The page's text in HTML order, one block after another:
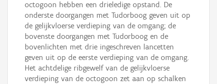
octogoon hebben een drieledige opstand. De
onderste doorgangen met Tudorboog geven uit op
de gelijkvloerse verdieping van de omgang; de
bovenste doorgangen met Tudorboog en de
bovenlichten met drie ingeschreven lancetten
geven uit op de eerste verdieping van de omgang.
Het achtdelige ribgewelf van de gelijkvloerse
verdieping van de octogoon zet aan op schalken